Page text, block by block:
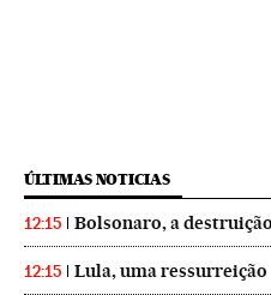
ÚLTIMAS NOTICIAS
12:15 Bolsonaro, a
12:15 Lula, uma ressurreição